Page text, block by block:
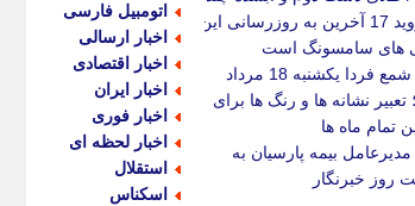
اندروید 17 آخرین به روزرسانی این
های سامسونگ است
فال شمع فردا یکشنبه 18 مرداد
1405؛ تعبیر نشانه ها و رنگ ها برای
تمام ماه ها
مدیرعامل بیمه پارسیان به
روز خبرنگار
اتومبیل فارسی
اخبار ارسالی
اخبار اقتصادی
اخبار ایران
اخبار فوری
اخبار لحظه ای
استقلال
اسکناس